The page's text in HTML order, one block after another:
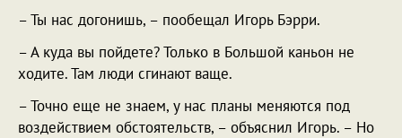
– Ты нас догонишь, – пообещал Игорь Бэрри.
– А куда вы пойдете? Только в Большой каньон не
ходите. Там люди сгинают ваще.
– Точно еще не знаем, у нас планы меняются под
воздействием обстоятельств, – объяснил Игорь. – Но